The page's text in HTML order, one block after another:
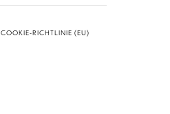
COOKIE-RICHTLINIE (EU)